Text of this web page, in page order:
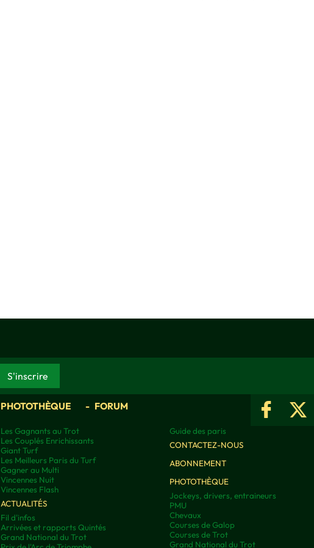
PHOTOTHÈQUE FORUM
Les Gagnants au Trot
Les Couplés Enrichissants
Giant Turf
Les Meilleurs Paris du Turf
Gagner au Multi
Vincennes Nuit
Vincennes Flash
ACTUALITÉS
Fil d'infos
Arrivées et rapports Quintés
Grand National du Trot
Guide des paris
CONTACTEZ-NOUS
ABONNEMENT
PHOTOTHÈQUE
Jockeys, drivers, entraineurs
PMU
Chevaux
Courses de Galop
Courses de Trot
Grand National du Trot